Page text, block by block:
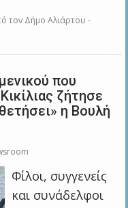
τον Δήμο Αλιάρτου -
που
ζήτησε
η Βουλή
Φίλοι, συγγενείς
και συνάδελφοι